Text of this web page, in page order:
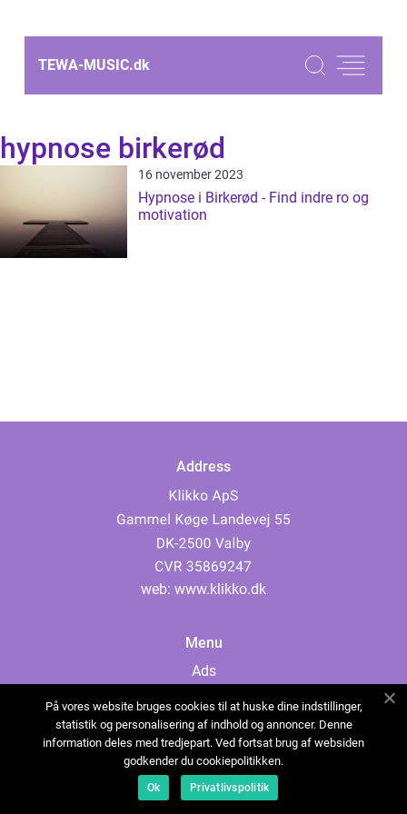
TEWA-MUSIC.dk
hypnose birkerød
16 november 2023
Hypnose i Birkerød - Find indre ro og
motivation
Address
web: www.klikko.dk
Menu
Ads
Cookies
Contact
Sitemap
På vores website bruges cookies til at huske dine indstillinger,
statistik og personalisering af indhold og annoncer. Denne
information deles med tredjepart. Ved fortsat brug af websiden
godkender du cookiepolitikken.
Ok Privatlivspolitik